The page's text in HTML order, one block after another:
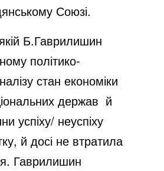
Союзі.
Б.Гаврилишин
політико-
стан економіки
держав й
успіху/ неуспіху
й досі не втратила
Гаврилишин